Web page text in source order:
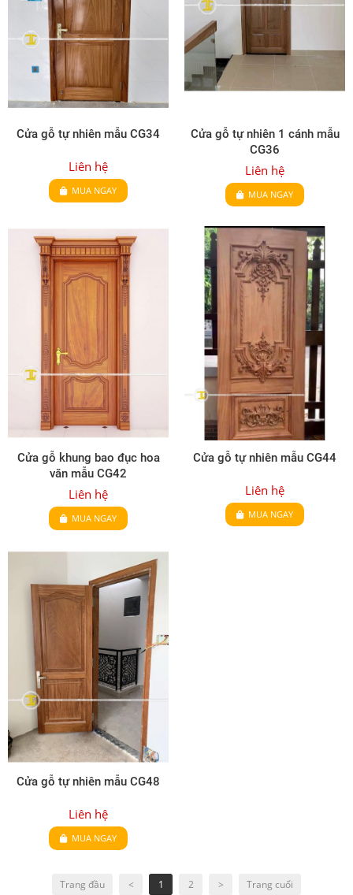
Cửa gỗ tự nhiên mẫu CG34
Liên hệ
MUA NGAY
Cửa gỗ tự nhiên 1 cánh mẫu
CG36
Liên hệ
MUA NGAY
Cửa gỗ khung bao đục hoa
văn mẫu CG42
Liên hệ
MUA NGAY
Cửa gỗ tự nhiên mẫu CG44
Liên hệ
MUA NGAY
Cửa gỗ tự nhiên mẫu CG48
Liên hệ
MUA NGAY
Trang đầu < 1 2 > Trang cuối